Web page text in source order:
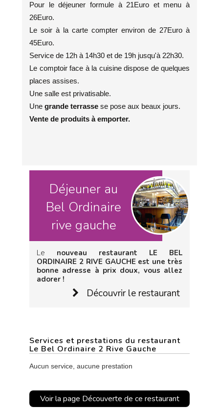
Pour le déjeuner formule à 21Euro et menu à
26Euro.
Le soir à la carte compter environ de 27Euro à
45Euro.
Service de 12h à 14h30 et de 19h jusqu'à 22h30.
Le comptoir face à la cuisine dispose de quelques
places assises.
Une salle est privatisable.
Une grande terrasse se pose aux beaux jours.
Vente de produits à emporter.
Déjeuner au
Bel Ordinaire
rive gauche
Le nouveau restaurant LE BEL
ORDINAIRE 2 RIVE GAUCHE est une très
bonne adresse à prix doux, vous allez
adorer !
Découvrir le restaurant
Services et prestations du restaurant
Le Bel Ordinaire 2 Rive Gauche
Aucun service, aucune prestation
Voir la page Découverte de ce restaurant